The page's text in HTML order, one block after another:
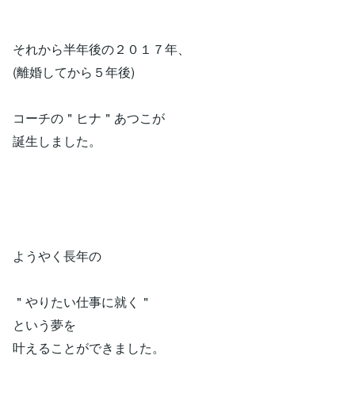
それから半年後の２０１７年、
(離婚してから５年後)
コーチの＂ヒナ＂あつこが
誕生しました。
ようやく長年の
＂やりたい仕事に就く＂
という夢を
叶えることができました。